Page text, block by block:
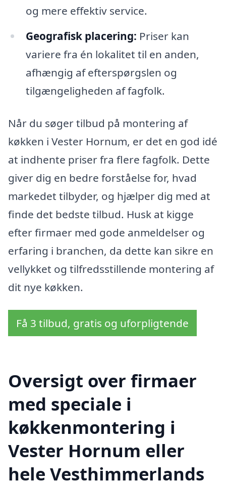
og mere effektiv service.
Geografisk placering: Priser kan
variere fra én lokalitet til en anden,
afhængig af efterspørgslen og
tilgængeligheden af fagfolk.
Når du søger tilbud på montering af
køkken i Vester Hornum, er det en god idé
at indhente priser fra flere fagfolk. Dette
giver dig en bedre forståelse for, hvad
markedet tilbyder, og hjælper dig med at
finde det bedste tilbud. Husk at kigge
efter firmaer med gode anmeldelser og
erfaring i branchen, da dette kan sikre en
vellykket og tilfredsstillende montering af
dit nye køkken.
Få 3 tilbud, gratis og uforpligtende
Oversigt over firmaer
med speciale i
køkkenmontering i
Vester Hornum eller
hele Vesthimmerlands